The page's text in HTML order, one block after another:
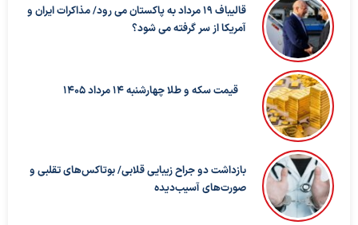
قالیباف ۱۹ مرداد به پاکستان می رود/ مذاکرات ایران و
آمریکا از سر گرفته می شود؟
قیمت سکه و طلا چهارشنبه 14 مرداد 1405
بازداشت دو جراح زیبایی قلابی/ بوتاکس‌های تقلبی و
صورت‌های آسیب‌دیده